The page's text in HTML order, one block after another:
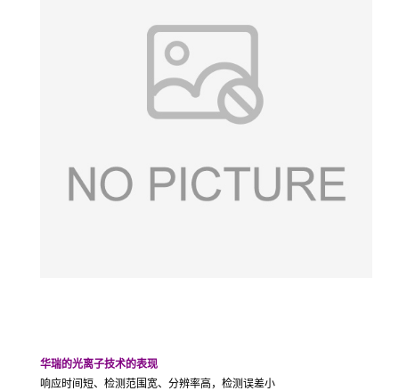
华瑞的光离子技术的表现
响应时间短、检测范围宽、分辨率高，检测误差小